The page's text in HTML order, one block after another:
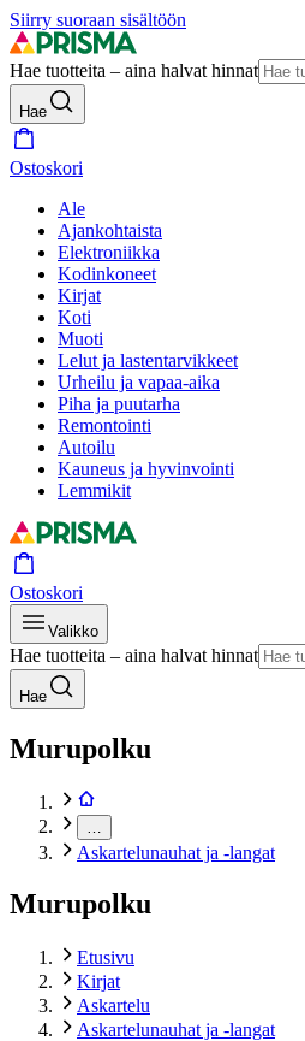
Siirry suoraan sisältöön
Hae tuotteita – aina halvat hinnat
Hae
Ostoskori
Ale
Ajankohtaista
Elektroniikka
Kodinkoneet
Kirjat
Koti
Muoti
Lelut ja lastentarvikkeet
Urheilu ja vapaa-aika
Piha ja puutarha
Remontointi
Autoilu
Kauneus ja hyvinvointi
Lemmikit
Ostoskori
Valikko
Hae tuotteita – aina halvat hinnat
Hae
Murupolku
Askartelunauhat ja -langat
Murupolku
Etusivu
Kirjat
Askartelu
Askartelunauhat ja -langat